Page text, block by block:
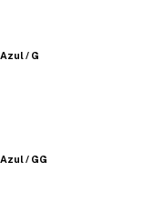
Azul / G
Azul / GG